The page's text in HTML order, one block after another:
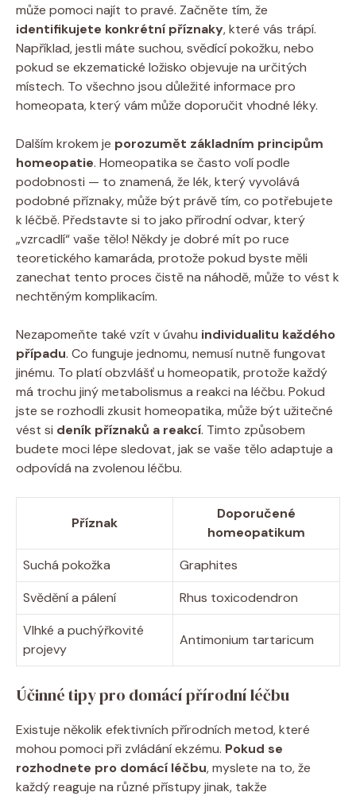
může pomoci⁢ najít​ to pravé. Začněte tím, ‍že
identifikujete konkrétní příznaky, ​které⁢ vás‍ trápí.
Například, jestli⁣ máte⁣ suchou, svědící pokožku, nebo
pokud se ekzematické ložisko objevuje na určitých
místech. To všechno jsou důležité informace pro
homeopata, který vám může doporučit ‌vhodné léky.
Dalším krokem ​je porozumět základním principům ​
homeopatie. Homeopatika se často volí podle
podobnosti — to znamená, že lék, který ⁢vyvolává⁤
podobné příznaky, může‌ být právě tím, co potřebujete
k léčbě. Představte​ si to jako přírodní ⁤odvar, který
„vzrcadlí“ vaše tělo! Někdy je dobré mít po ruce
‌teoretického kamaráda,⁤ protože pokud byste měli
‌zanechat​ tento proces čistě na náhodě, může to vést k
nechtěným komplikacím.
Nezapomeňte také‍ vzít⁢ v úvahu individualitu každého
případu. Co funguje jednomu, nemusí⁢ nutně fungovat
‌jinému. To platí obzvlášť u homeopatik, protože každý
má trochu jiný metabolismus a reakci na léčbu. Pokud
jste se ​rozhodli zkusit homeopatika, může být užitečné
vést si deník příznaků a reakcí. Timto způsobem
budete moci lépe sledovat, jak se ⁢vaše tělo⁤ adaptuje a
‌odpovídá na ‍zvolenou léčbu.
Příznak
Doporučené
homeopatikum
Suchá pokožka
Graphites
Svědění a pálení
Rhus toxicodendron
Vlhké a puchýřkovité
⁢projevy
Antimonium tartaricum
Účinné‍ tipy pro domácí přírodní léčbu
Existuje několik efektivních přírodních metod, které
‍mohou pomoci při zvládání ekzému. Pokud se
rozhodnete pro domácí léčbu,‌ myslete na to,‍ že
každý reaguje na⁢ různé přístupy jinak, takže